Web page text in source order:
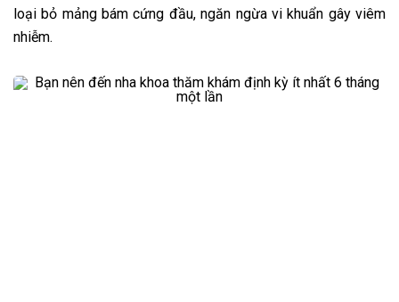
loại bỏ mảng bám cứng đầu, ngăn ngừa vi khuẩn gây viêm
nhiễm.